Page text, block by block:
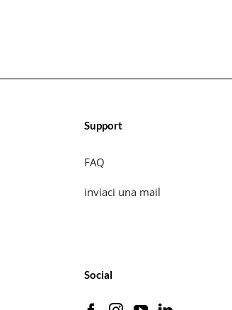
Support
FAQ
inviaci una mail
Social